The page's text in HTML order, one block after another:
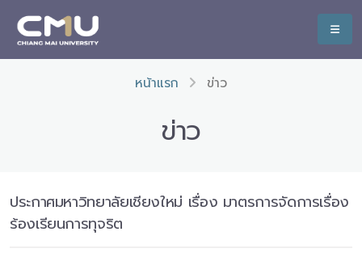
หน้าแรก ข่าว
ข่าว
ประกาศมหาวิทยาลัยเชียงใหม่ เรื่อง มาตรการจัดการเรื่อง
ร้องเรียนการทุจริต